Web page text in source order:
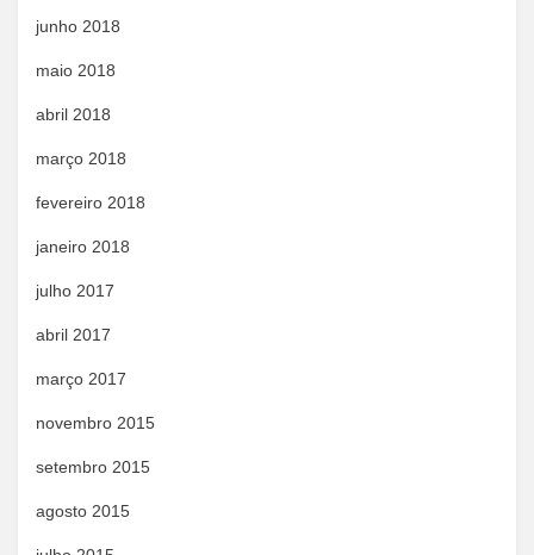
junho 2018
maio 2018
abril 2018
março 2018
fevereiro 2018
janeiro 2018
julho 2017
abril 2017
março 2017
novembro 2015
setembro 2015
agosto 2015